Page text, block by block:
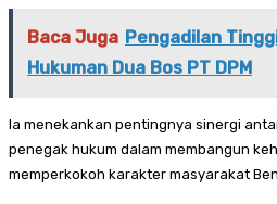
Baca Juga Pengadilan
Hukuman Dua Bos PT DPM
Ia menekankan pentingnya sinergi
penegak hukum dalam membangun
memperkokoh karakter masyarakat